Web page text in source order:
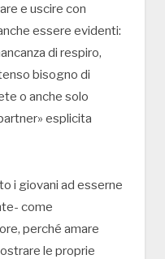
e uscire con
essere evidenti:
di respiro,
bisogno di
o anche solo
esplicita
i giovani ad esserne
come
perché amare
le proprie